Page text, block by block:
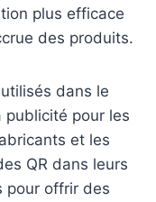
plus efficace
des produits.
dans le
pour les
et les
QR dans leurs
pour offrir des